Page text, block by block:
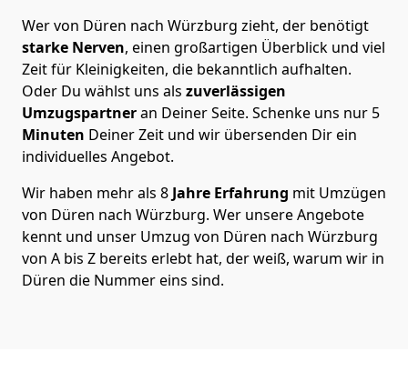
Wer von Düren nach Würzburg zieht, der benötigt
starke Nerven, einen großartigen Überblick und viel
Zeit für Kleinigkeiten, die bekanntlich aufhalten.
Oder Du wählst uns als zuverlässigen
Umzugspartneran Deiner Seite. Schenke uns nur 5
Minuten Deiner Zeit und wir übersenden Dir ein
individuelles Angebot.
Wir haben mehr als 8 Jahre Erfahrung mit Umzügen
von Düren nach Würzburg. Wer unsere Angebote
kennt und unser Umzug von Düren nach Würzburg
von A bis Z bereits erlebt hat, der weiß, warum wir in
Düren die Nummer eins sind.